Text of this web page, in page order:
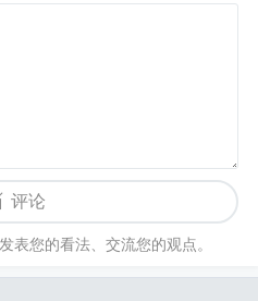
技命名的甲级球队，其中
技是最为知名的两支。马
评论
您的看法、交流您的观点。